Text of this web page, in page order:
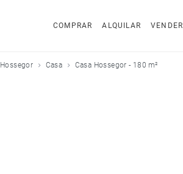
COMPRAR ALQUILAR VENDER
Hossegor Casa Casa Hossegor - 180 m²